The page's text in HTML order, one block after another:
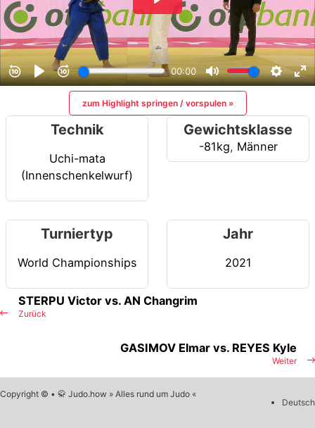
zum Highlight springen / vorspulen »
Technik
Uchi-mata
(Innenschenkelwurf)
Gewichtsklasse
-81kg, Männer
Turniertyp
World Championships
Jahr
2021
Zurück
STERPU Victor vs. AN Changrim
Weiter
GASIMOV Elmar vs. REYES Kyle
Copyright © • 🥋 Judo.how » Alles rund um Judo «
Deutsch